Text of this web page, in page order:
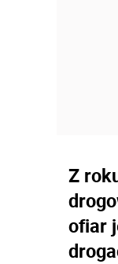
Z
ofiar